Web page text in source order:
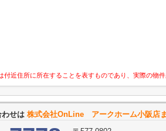
近住所に所在することを表すものであり、実際の物件
わせは 株式会社OnLine アークホーム小阪店